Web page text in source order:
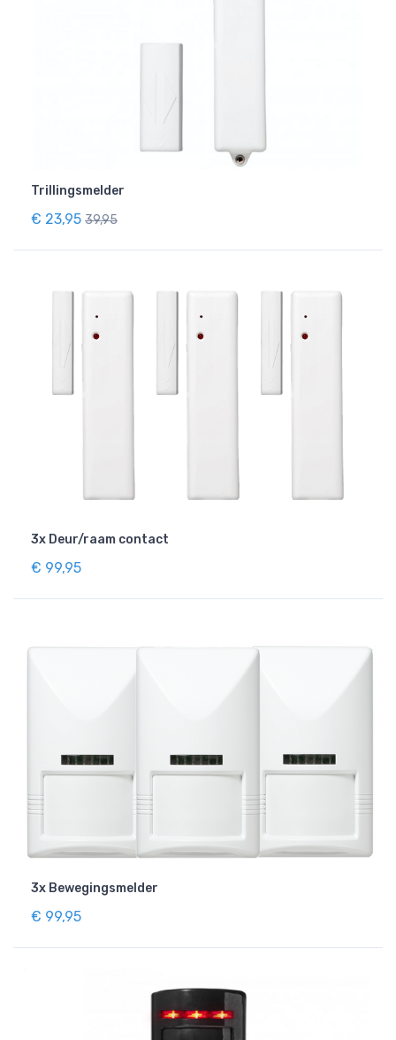
Trillingsmelder
€ 23,95 39,95
3x Deur/raam contact
€ 99,95
3x Bewegingsmelder
€ 99,95